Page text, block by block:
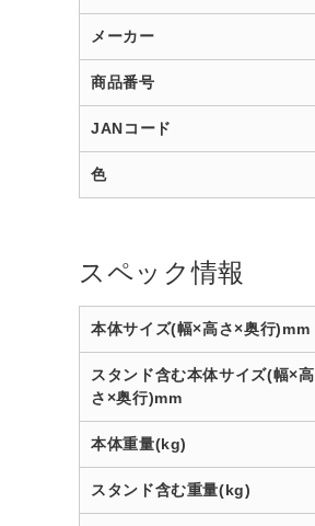
メーカー
商品番号
JANコード
色
スペック情報
本体サイズ(幅×高さ×奥行)mm
スタンド含む本体サイズ(幅×高
さ×奥行)mm
本体重量(kg)
スタンド含む重量(kg)